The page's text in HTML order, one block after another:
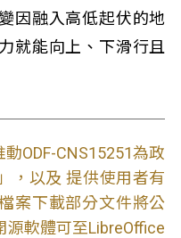
因融入高低起伏的地
就能向上、下滑行且
ODF-CNS15251為政
，以及 提供使用者有
案下載部分文件將公
源軟體可至LibreOffice